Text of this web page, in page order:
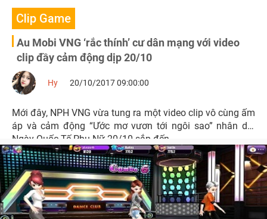
Clip Game
Au Mobi VNG ‘rắc thính’ cư dân mạng với video
clip đầy cảm động dịp 20/10
Hy 20/10/2017 09:00:00
Mới đây, NPH VNG vừa tung ra một video clip vô cùng ấm
áp và cảm động “Ước mơ vươn tới ngôi sao” nhân dịp
Ngày Quốc Tế Phụ Nữ 20/10 sắp đến.